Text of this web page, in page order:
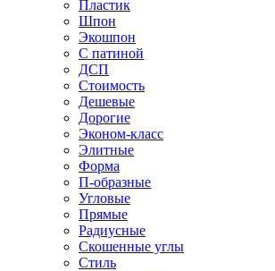
Пластик
Шпон
Экошпон
С патиной
ДСП
Стоимость
Дешевые
Дорогие
Эконом-класс
Элитные
Форма
П-образные
Угловые
Прямые
Радиусные
Скошенные углы
Стиль